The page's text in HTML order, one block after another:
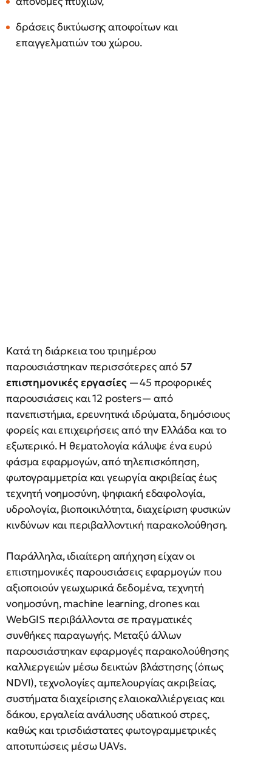
δράσεις δικτύωσης αποφοίτων και
επαγγελματιών του χώρου.
Κατά τη διάρκεια του τριημέρου
παρουσιάστηκαν περισσότερες από57
επιστημονικές εργασίες—45 προφορικές
παρουσιάσεις και 12 posters— από
πανεπιστήμια, ερευνητικά ιδρύματα, δημόσιους
φορείς και επιχειρήσεις από την Ελλάδα και το
εξωτερικό. Η θεματολογία κάλυψε ένα ευρύ
φάσμα εφαρμογών, από τηλεπισκόπηση,
φωτογραμμετρία και γεωργία ακριβείας έως
τεχνητή νοημοσύνη, ψηφιακή εδαφολογία,
υδρολογία, βιοποικιλότητα, διαχείριση φυσικών
κινδύνων και περιβαλλοντική παρακολούθηση.
Παράλληλα, ιδιαίτερη απήχηση είχαν οι
επιστημονικές παρουσιάσεις εφαρμογών που
αξιοποιούν γεωχωρικά δεδομένα, τεχνητή
νοημοσύνη, machine learning, drones και
WebGIS περιβάλλοντα σε πραγματικές
συνθήκες παραγωγής. Μεταξύ άλλων
παρουσιάστηκαν εφαρμογές παρακολούθησης
καλλιεργειών μέσω δεικτών βλάστησης (όπως
NDVI), τεχνολογίες αμπελουργίας ακριβείας,
συστήματα διαχείρισης ελαιοκαλλιέργειας και
δάκου, εργαλεία ανάλυσης υδατικού στρες,
καθώς και τρισδιάστατες φωτογραμμετρικές
αποτυπώσεις μέσω UAVs.